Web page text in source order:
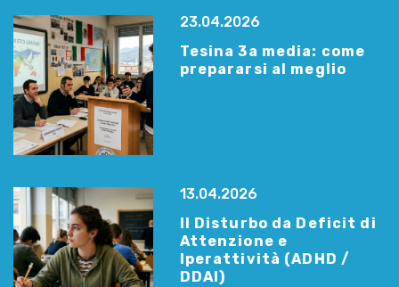
23.04.2026
Tesina 3a media: come
prepararsi al meglio
13.04.2026
Il Disturbo da Deficit di
Attenzione e
Iperattività (ADHD /
DDAI)